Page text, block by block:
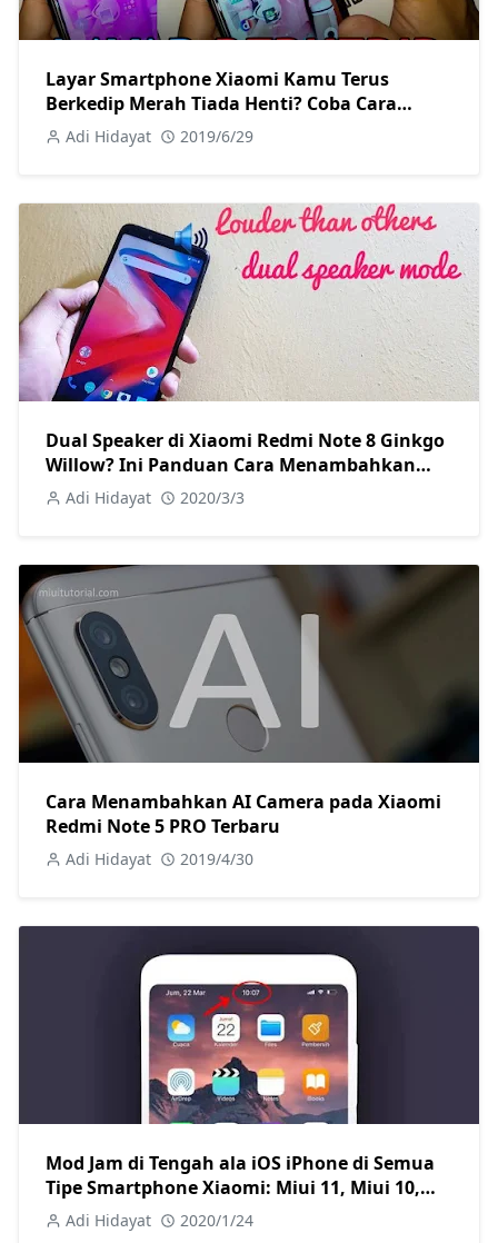
Layar Smartphone Xiaomi Kamu Terus
Berkedip Merah Tiada Henti? Coba Cara
Memperbaiki Berikut! Tanpa Root Sama
Adi Hidayat 2019/6/29
Dual Speaker di Xiaomi Redmi Note 8 Ginkgo
Willow? Ini Panduan Cara Menambahkan
Fiturnya
Adi Hidayat 2020/3/3
Cara Menambahkan AI Camera pada Xiaomi
Redmi Note 5 PRO Terbaru
Adi Hidayat 2019/4/30
Mod Jam di Tengah ala iOS iPhone di Semua
Tipe Smartphone Xiaomi: Miui 11, Miui 10,
Miui 9, Miui 8, Miui 7 are Welcome
Adi Hidayat 2020/1/24